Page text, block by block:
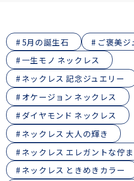
5月の誕生石
ご褒美ジ
一生モノ ネックレス
ネックレス 記念ジュエリー
オケージョン ネックレス
ダイヤモンド ネックレス
ネックレス 大人の輝き
ネックレス エレガントな佇
ネックレス ときめきカラー